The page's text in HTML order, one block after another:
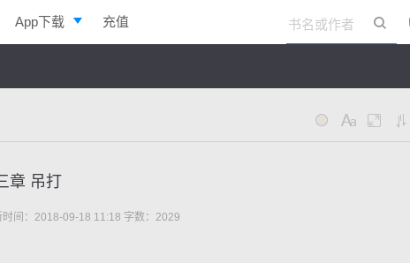
App下载 充值
章 吊打
间：2018-09-18 11:18 字数：2029